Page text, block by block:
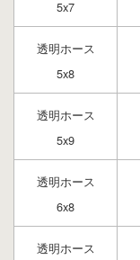
5x7
透明ホース
5x8
透明ホース
5x9
透明ホース
6x8
透明ホース